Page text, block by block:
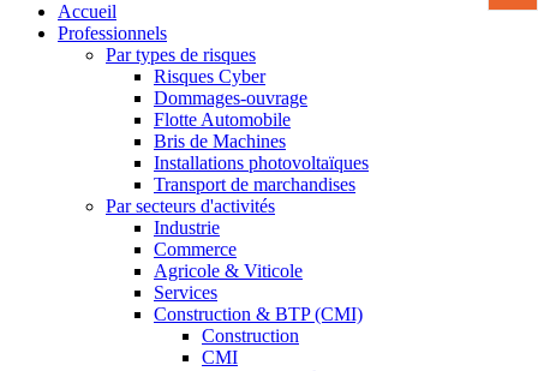
Accueil
Professionnels
Par types de risques
Risques Cyber
Dommages-ouvrage
Flotte Automobile
Bris de Machines
Installations photovoltaïques
Transport de marchandises
Par secteurs d'activités
Industrie
Commerce
Agricole & Viticole
Services
Construction & BTP (CMI)
Construction
CMI